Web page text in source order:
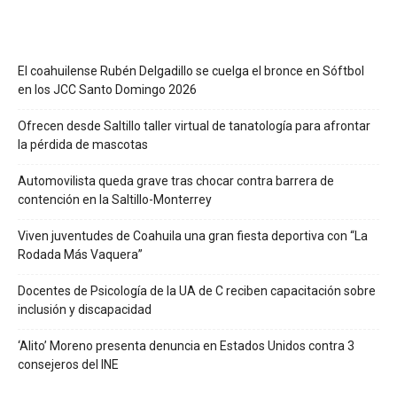
El coahuilense Rubén Delgadillo se cuelga el bronce en Sóftbol
en los JCC Santo Domingo 2026
Ofrecen desde Saltillo taller virtual de tanatología para afrontar
la pérdida de mascotas
Automovilista queda grave tras chocar contra barrera de
contención en la Saltillo-Monterrey
Viven juventudes de Coahuila una gran fiesta deportiva con “La
Rodada Más Vaquera”
Docentes de Psicología de la UA de C reciben capacitación sobre
inclusión y discapacidad
‘Alito’ Moreno presenta denuncia en Estados Unidos contra 3
consejeros del INE